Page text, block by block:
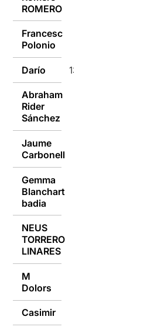
ROMERO
Francesc
Polonio
Darío 13/02/2017
Abraham
Rider
Sánchez
Jaume
Carbonell
Gemma
Blanchart
badia
NEUS
TORRERO
LINARES
M
Dolors
Casimir